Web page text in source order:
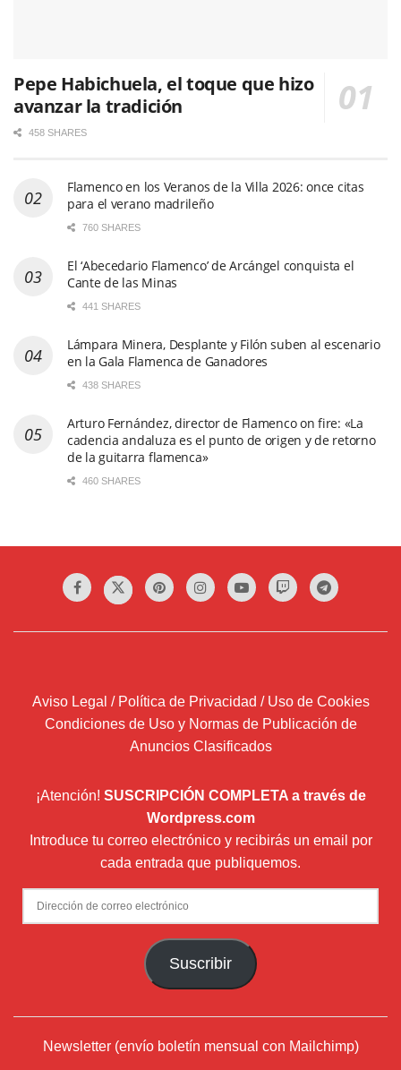
Pepe Habichuela, el toque que hizo
avanzar la tradición
458 SHARES
Flamenco en los Veranos de la Villa 2026: once citas
para el verano madrileño
760 SHARES
El ‘Abecedario Flamenco’ de Arcángel conquista el
Cante de las Minas
441 SHARES
Lámpara Minera, Desplante y Filón suben al escenario
en la Gala Flamenca de Ganadores
438 SHARES
Arturo Fernández, director de Flamenco on fire: «La
cadencia andaluza es el punto de origen y de retorno
de la guitarra flamenca»
460 SHARES
Aviso Legal / Política de Privacidad / Uso de Cookies
Condiciones de Uso y Normas de Publicación de
Anuncios Clasificados
¡Atención! SUSCRIPCIÓN COMPLETA a través de
Wordpress.com
Introduce tu correo electrónico y recibirás un email por
cada entrada que publiquemos.
Dirección
de
Suscribir
Newsletter (envío boletín mensual con Mailchimp)